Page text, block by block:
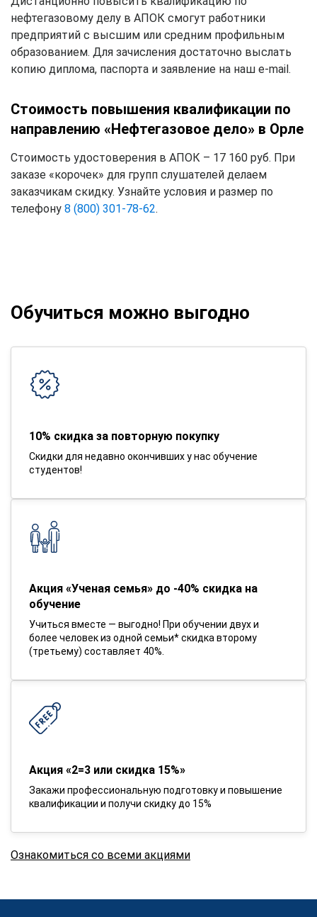
нефтегазовому делу в АПОК смогут работники
предприятий с высшим или средним профильным
образованием. Для зачисления достаточно выслать
копию диплома, паспорта и заявление на наш e-mail.
Стоимость повышения квалификации по
направлению «Нефтегазовое дело» в Орле
Стоимость удостоверения в АПОК – 17 160 руб. При
заказе «корочек» для групп слушателей делаем
заказчикам скидку. Узнайте условия и размер по
телефону 8 (800) 301-78-62.
Обучиться можно выгодно
10% скидка за повторную покупку
Скидки для недавно окончивших у нас обучение
студентов!
Акция «Ученая семья» до -40% скидка на
обучение
Учиться вместе — выгодно! При обучении двух и
более человек из одной семьи* скидка второму
(третьему) составляет 40%.
Акция «2=3 или скидка 15%»
Закажи профессиональную подготовку и повышение
квалификации и получи скидку до 15%
Ознакомиться со всеми акциями